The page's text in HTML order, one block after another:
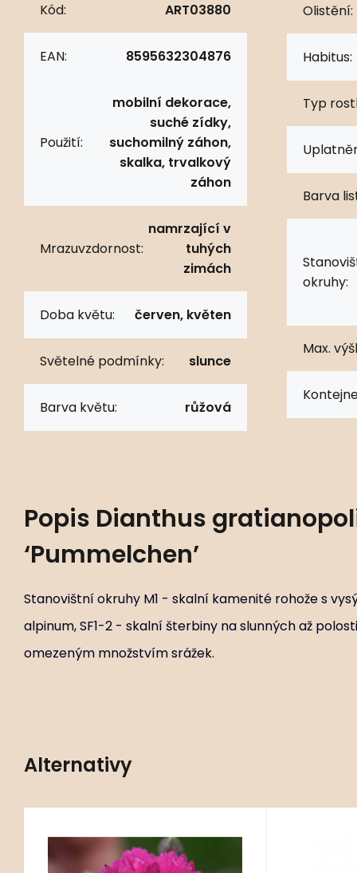
Kód: ART03880
EAN: 8595632304876
Použití:
mobilní dekorace,
suché zídky,
suchomilný záhon,
skalka, trvalkový
záhon
Mrazuvzdornost:
namrzající v
tuhých
zimách
Doba květu: červen, květen
Světelné podmínky: slunce
Barva květu: růžová
Olistění:
Habitus:
Typ
Barva
okruhy:
Max.
Popis Dianthus
‘Pummelchen’
Stanovištní okruhy M1 - skalní kamenité rohože s
alpinum, SF1-2 - skalní šterbiny na slunných až
omezeným množstvím srážek.
Alternativy
Dianthus ‘Anette’
ART01135
P11X11